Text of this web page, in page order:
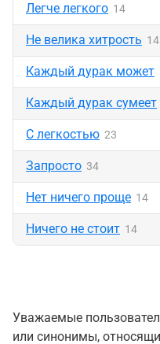
Легче легкого 14
Не велика хитрость 14
Каждый дурак может
Каждый дурак сумеет
С легкостью 23
Запросто 34
Нет ничего проще 14
Ничего не стоит 14
Уважаемые
или синонимы,